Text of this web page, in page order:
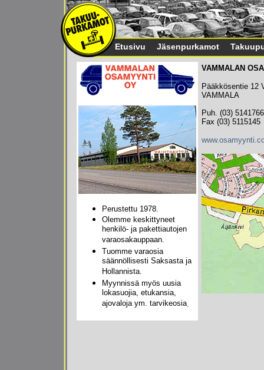
Etusivu Jäsenpurkamot
Perustettu 1978.
Olemme keskittyneet
henkilö- ja pakettiautojen
varaosakauppaan.
Tuomme varaosia
säännöllisesti Saksasta ja
Hollannista.
Myynnissä myös uusia
lokasuojia, etukansia,
ajovaloja ym. tarvikeosia.
VAMMALAN
Pääkkösentie 12
VAMMALA
Puh. (03) 5141766
Fax (03) 5115145